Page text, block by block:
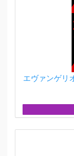
エヴァンゲリ